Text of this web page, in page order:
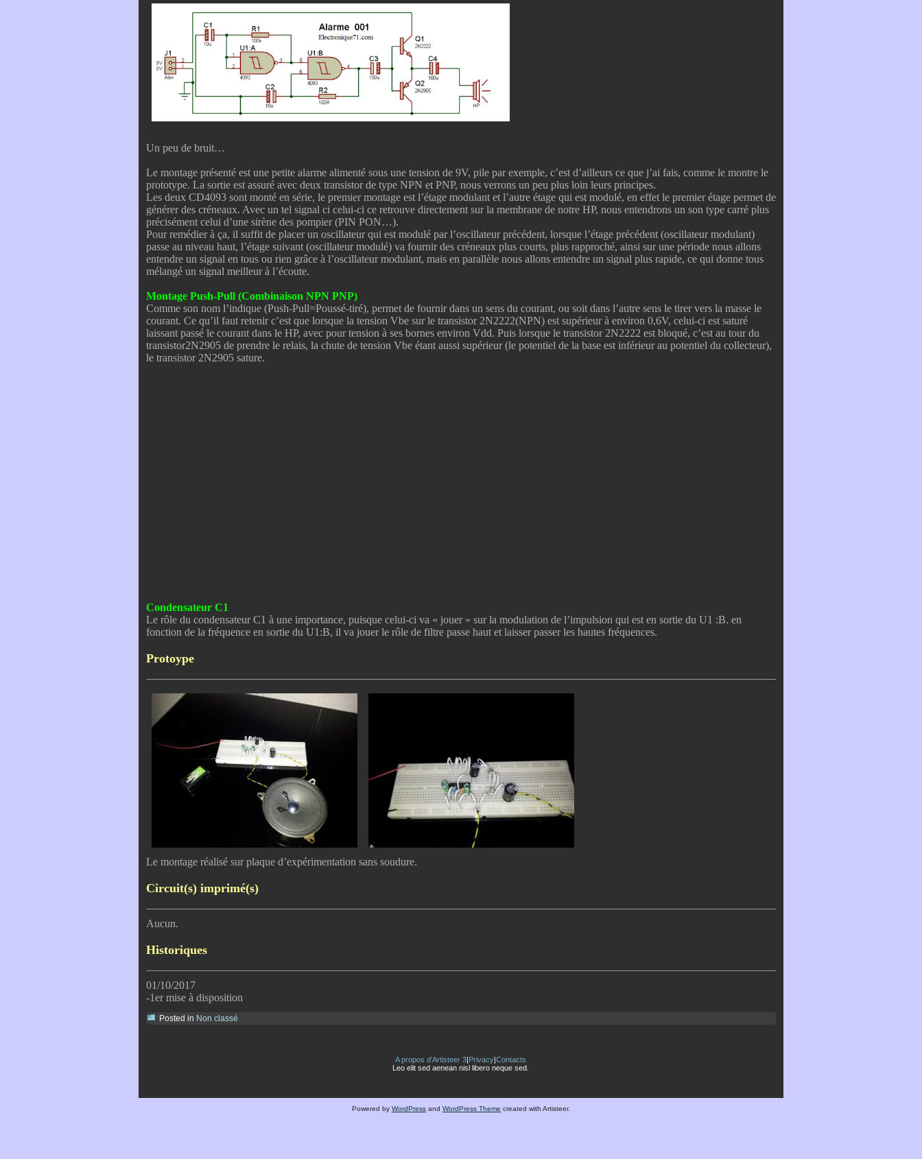
Un peu de bruit…
Le montage présenté est une petite alarme alimenté sous une tension de 9V, pile par exemple, c’est d’ailleurs ce que j’ai fais, comme le montre le
prototype. La sortie est assuré avec deux transistor de type NPN et PNP, nous verrons un peu plus loin leurs principes.
Les deux CD4093 sont monté en série, le premier montage est l’étage modulant et l’autre étage qui est modulé, en effet le premier étage permet de
générer des créneaux. Avec un tel signal ci celui-ci ce retrouve directement sur la membrane de notre HP, nous entendrons un son type carré plus
précisément celui d’une sirène des pompier (PIN PON…).
Pour remédier à ça, il suffit de placer un oscillateur qui est modulé par l’oscillateur précédent, lorsque l’étage précédent (oscillateur modulant)
passe au niveau haut, l’étage suivant (oscillateur modulé) va fournir des créneaux plus courts, plus rapproché, ainsi sur une période nous allons
entendre un signal en tous ou rien grâce à l’oscillateur modulant, mais en parallèle nous allons entendre un signal plus rapide, ce qui donne tous
mélangé un signal meilleur à l’écoute.
Montage Push-Pull (Combinaison NPN PNP)
Comme son nom l’indique (Push-Pull=Poussé-tiré), permet de fournir dans un sens du courant, ou soit dans l’autre sens le tirer vers la masse le
courant. Ce qu’il faut retenir c’est que lorsque la tension Vbe sur le transistor 2N2222(NPN) est supérieur à environ 0,6V, celui-ci est saturé
laissant passé le courant dans le HP, avec pour tension à ses bornes environ Vdd. Puis lorsque le transistor 2N2222 est bloqué, c’est au tour du
transistor2N2905 de prendre le relais, la chute de tension Vbe étant aussi supérieur (le potentiel de la base est inférieur au potentiel du collecteur),
le transistor 2N2905 sature.
Condensateur C1
Le rôle du condensateur C1 à une importance, puisque celui-ci va « jouer » sur la modulation de l’impulsion qui est en sortie du U1 :B. en
fonction de la fréquence en sortie du U1:B, il va jouer le rôle de filtre passe haut et laisser passer les hautes fréquences.
Protoype
Le montage réalisé sur plaque d’expérimentation sans soudure.
Circuit(s) imprimé(s)
Aucun.
Historiques
01/10/2017
-1er mise à disposition
Posted in Non classé
A propos d'Artisteer 3|Privacy|Contacts
Leo elit sed aenean nisl libero neque sed.
Powered by WordPress and WordPress Theme created with Artisteer.